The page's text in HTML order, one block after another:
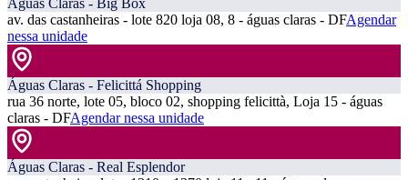
av. das castanheiras - lote 820 loja 08, 8 - águas claras - DFAgendar
nessa unidade
Águas Claras - Felicittá Shopping
rua 36 norte, lote 05, bloco 02, shopping felicittà, Loja 15 - águas
claras - DFAgendar nessa unidade
Águas Claras - Real Esplendor